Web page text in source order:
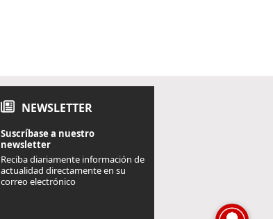
NEWSLETTER
Suscríbase a nuestro
newsletter
Reciba diariamente información de
actualidad directamente en su
correo electrónico